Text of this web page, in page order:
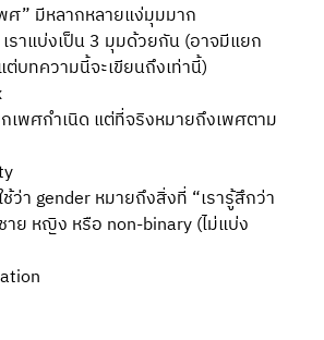
ศ” มีหลากหลายแง่มุมมาก
ราแบ่งเป็น 3 มุมด้วยกัน (อาจมีแยก
บทความนี้จะเขียนถึงเท่านี้)
เพศกำเนิด แต่ที่จริงหมายถึงเพศตาม
ว่า gender หมายถึงสิ่งที่ “เรารู้สึกว่า
ย หญิง หรือ non-binary (ไม่แบ่ง